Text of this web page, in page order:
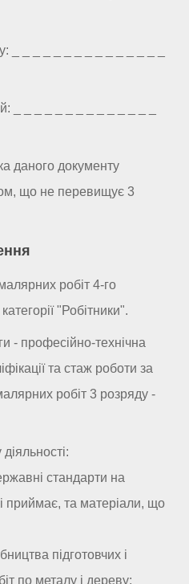
_ _ _ _ _ _ _ _ _ _ _ _ _ _ _
_ _ _ _ _ _ _ _ _ _ _ _ _ _
даного документу
що не перевищує 3
робіт 4-го
"Робітники".
- професійно-технічна
та стаж роботи за
робіт 3 розряду -
стандарти на
приймає, та матеріали, що
підготовчих і
по металу і дереву;